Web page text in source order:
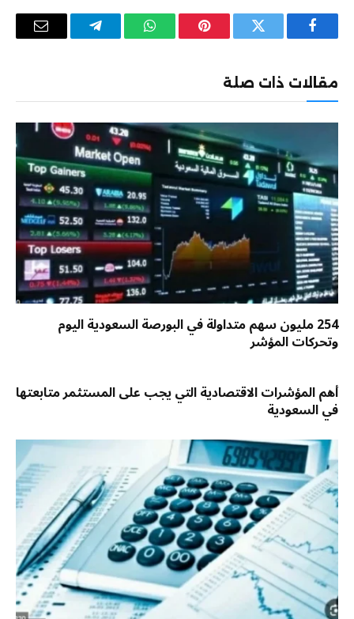
فيسبوك تويتر بينتيريستواتساب تيلقرام
البريد
مقالات ذات صلة
254 مليون سهم متداولة في البورصة السعودية اليوم
وتحركات المؤشر
أهم المؤشرات الاقتصادية التي يجب على المستثمر متابعتها
في السعودية